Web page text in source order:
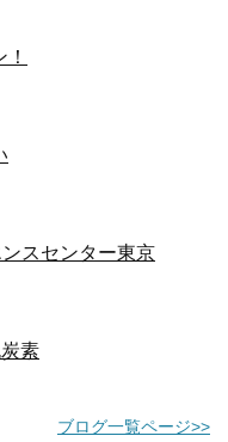
スセンター東京
素
ブログ一覧ページ>>